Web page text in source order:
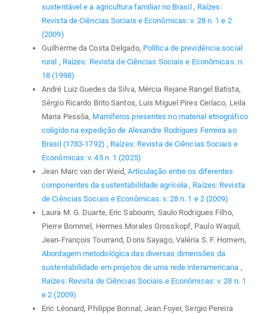
sustentável e a agricultura familiar no Brasil , Raízes:
Revista de Ciências Sociais e Econômicas: v. 28 n. 1 e 2
(2009)
Guilherme da Costa Delgado, Política de previdência social
rural , Raízes: Revista de Ciências Sociais e Econômicas: n.
18 (1998)
André Luiz Guedes da Silva, Mércia Rejane Rangel Batista,
Sérgio Ricardo Brito Santos, Luis Miguel Pires Ceríaco, Leila
Maria Pessôa, Mamíferos presentes no material etnográfico
coligido na expedição de Alexandre Rodrigues Ferreira ao
Brasil (1783-1792) , Raízes: Revista de Ciências Sociais e
Econômicas: v. 45 n. 1 (2025)
Jean Marc van der Weid,Articulação entre os diferentes
componentes da sustentabilidade agrícola, Raízes: Revista
de Ciências Sociais e Econômicas: v. 28 n. 1 e 2 (2009)
Laura M. G. Duarte, Eric Sabourin, Saulo Rodrigues Filho,
Pierre Bommel, Hermes Morales Grosskopf, Paulo Waquil,
Jean-François Tourrand, Doris Sayago, Valéria S. F. Homem,
Abordagem metodológica das diversas dimensões da
sustentabilidade em projetos de uma rede interamericana ,
Raízes: Revista de Ciências Sociais e Econômicas: v. 28 n. 1
e 2 (2009)
Eric Léonard, Philippe Bonnal, Jean Foyer, Sergio Pereira